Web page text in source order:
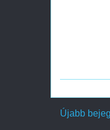
Újabb